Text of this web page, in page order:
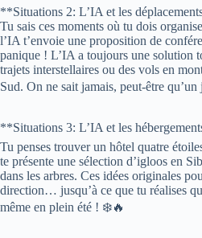
**Situations 2: L’IA et les
Tu sais ces moments où tu dois
l’IA t’envoie une proposition de
panique ! L’IA a toujours une solution
trajets interstellaires ou des vols en
Sud. On ne sait jamais, peut-être
**Situations 3: L’IA et les
Tu penses trouver un hôtel quatre
te présente une sélection d’igloos en
dans les arbres. Ces idées originales
direction… jusqu’à ce que tu réalises
même en plein été ! ❄️🔥